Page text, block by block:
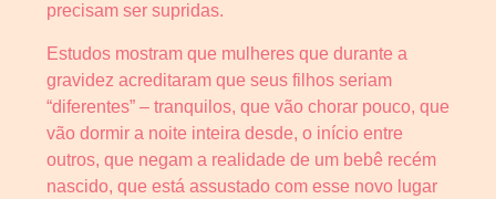
precisam ser supridas.
Estudos mostram que mulheres que durante a
gravidez acreditaram que seus filhos seriam
“diferentes” – tranquilos, que vão chorar pouco, que
vão dormir a noite inteira desde, o início entre
outros, que negam a realidade de um bebê recém
nascido, que está assustado com esse novo lugar